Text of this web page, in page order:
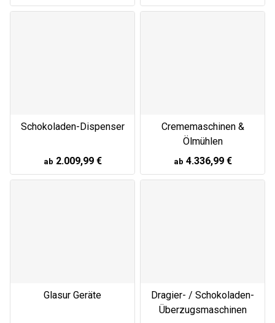
Schokoladen-Dispenser
ab 2.009,99 €
Crememaschinen &
Ölmühlen
ab 4.336,99 €
Glasur Geräte
Dragier- / Schokoladen-
Überzugsmaschinen